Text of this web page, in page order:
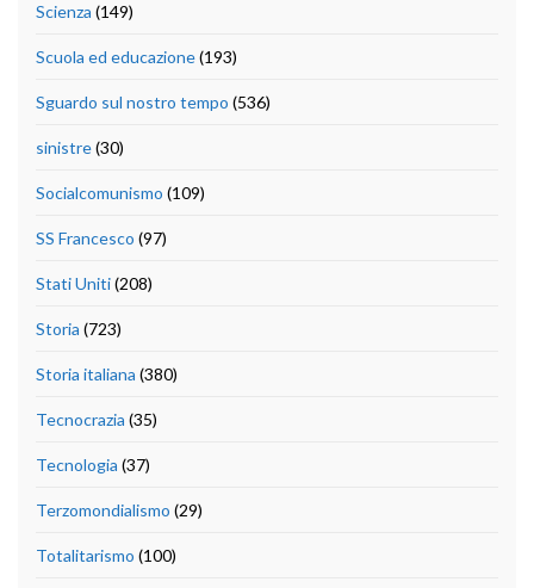
Scienza (149)
Scuola ed educazione(193)
Sguardo sul nostro tempo (536)
sinistre(30)
Socialcomunismo (109)
SS Francesco (97)
Stati Uniti(208)
Storia (723)
Storia italiana (380)
Tecnocrazia (35)
Tecnologia (37)
Terzomondialismo (29)
Totalitarismo (100)